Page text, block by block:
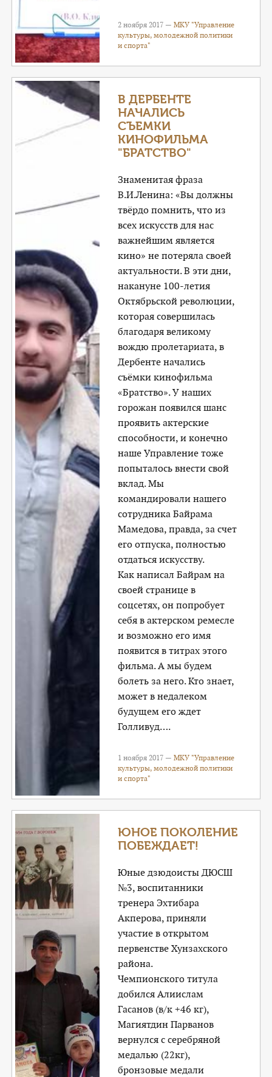
2 ноября 2017 —МКУ "Управление
культуры, молодежной политики
и спорта"
В ДЕРБЕНТЕ
НАЧАЛИСЬ
СЪЕМКИ
КИНОФИЛЬМА
"БРАТСТВО"
Знаменитая фраза
В.И.Ленина: «Вы должны
твёрдо помнить, что из
всех искусств для нас
важнейшим является
кино» не потеряла своей
актуальности. В эти дни,
накануне 100-летия
Октябрьской революции,
которая совершилась
благодаря великому
вождю пролетариата, в
Дербенте начались
съёмки кинофильма
«Братство». У наших
горожан появился шанс
проявить актерские
способности, и конечно
наше Управление тоже
попыталось внести свой
вклад. Мы
командировали нашего
сотрудника Байрама
Мамедова, правда, за счет
его отпуска, полностью
отдаться искусству.
Как написал Байрам на
своей странице в
соцсетях, он попробует
себя в актерском ремесле
и возможно его имя
появится в титрах этого
фильма. А мы будем
болеть за него. Кто знает,
может в недалеком
будущем его ждет
Голливуд….
1 ноября 2017 —МКУ "Управление
культуры, молодежной политики
и спорта"
ЮНОЕ ПОКОЛЕНИЕ
ПОБЕЖДАЕТ!
Юные дзюдоисты ДЮСШ
№3, воспитанники
тренера Эхтибара
Акперова, приняли
участие в открытом
первенстве Хунзахского
района.
Чемпионского титула
добился Алиислам
Гасанов (в/к +46 кг),
Магиятдин Парванов
вернулся с серебряной
медалью (22кг),
бронзовые медали